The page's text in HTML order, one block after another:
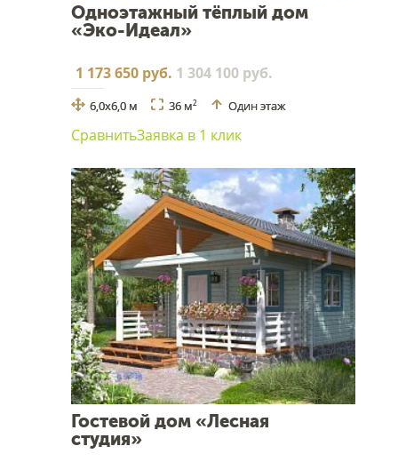
Одноэтажный тёплый дом
«Эко-Идеал»
1 173 650 руб. 1 304 100 руб.
6,0х6,0 м 36 м2 Один этаж
СравнитьЗаявка в 1 клик
Гостевой дом «Лесная
студия»